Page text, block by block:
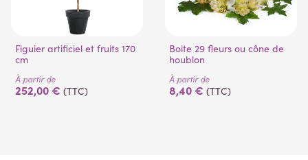
Figuier artificiel et fruits 170
cm
À partir de
252,00 € (TTC)
Boite 29 fleurs ou cône de
houblon
À partir de
8,40 € (TTC)